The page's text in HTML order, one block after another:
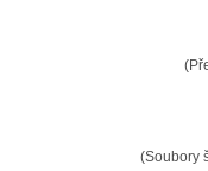
(Soubory